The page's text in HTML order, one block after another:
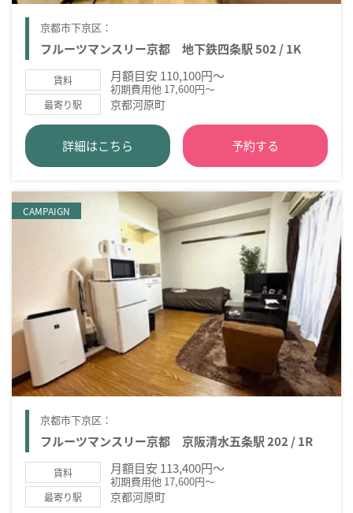
京都市下京区：
フルーツマンスリー京都 地下鉄四条駅 502 / 1K
賃料 月額目安 110,100円～
初期費用他 17,600円～
最寄り駅 京都河原町
詳細はこちら 予約する
CAMPAIGN
京都市下京区：
フルーツマンスリー京都 京阪清水五条駅 202 / 1R
賃料 月額目安 113,400円～
初期費用他 17,600円～
最寄り駅 京都河原町